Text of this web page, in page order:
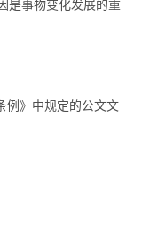
是事物变化发展的重
例》中规定的公文文